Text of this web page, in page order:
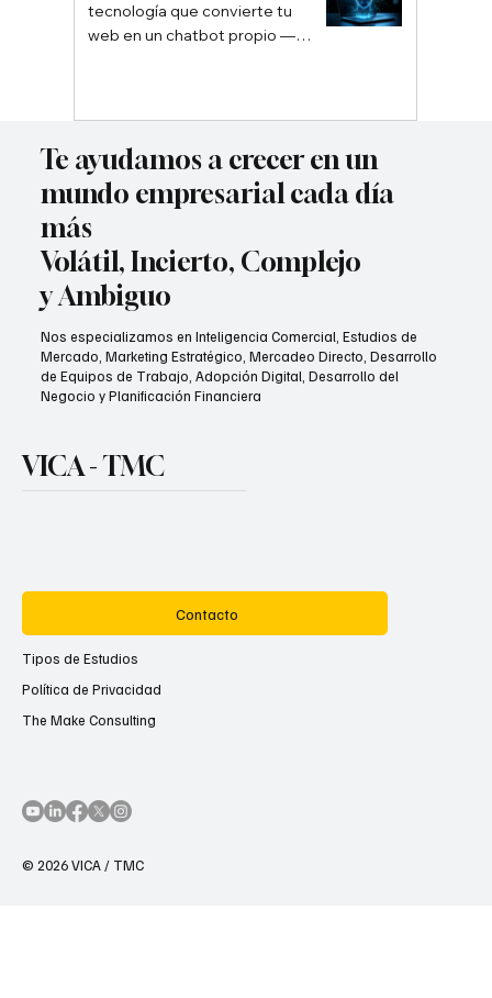
tecnología que convierte tu
web en un chatbot propio —
Te ayudamos a crecer en un
mundo empresarial cada día
más
Volátil, Incierto, Complejo
y Ambiguo
Nos especializamos en Inteligencia Comercial, Estudios de
Mercado, Marketing Estratégico, Mercadeo Directo, Desarrollo
de Equipos de Trabajo, Adopción Digital, Desarrollo del
Negocio y Planificación Financiera
VICA - TMC
Contacto
Tipos de Estudios
Política de Privacidad
The Make Consulting
© 2026 VICA / TMC